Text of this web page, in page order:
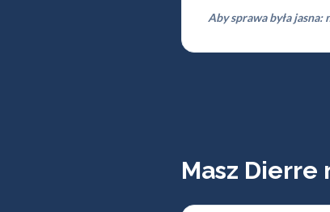
Aby sprawa była
Masz Dierre